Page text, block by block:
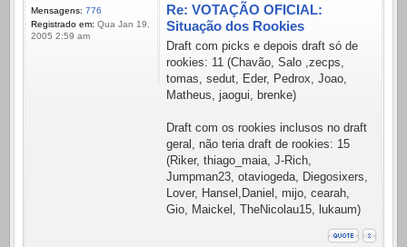
Mensagens: 776
Registrado em: Qua Jan 19,
2005 2:59 am
Re: VOTAÇÃO OFICIAL:
Situação dos Rookies
Draft com picks e depois draft só de
rookies: 11 (Chavão, Salo ,zecps,
tomas, sedut, Eder, Pedrox, Joao,
Matheus, jaogui, brenke)
Draft com os rookies inclusos no draft
geral, não teria draft de rookies: 15
(Riker, thiago_maia, J-Rich,
Jumpman23, otaviogeda, Diegosixers,
Lover, Hansel,Daniel, mijo, cearah,
Gio, Maickel, TheNicolau15, lukaum)